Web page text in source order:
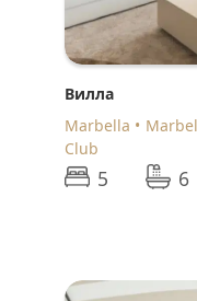
Вилла
Marbella
Club
5 6